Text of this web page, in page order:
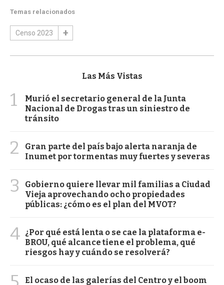
Temas relacionados
Censo 2023
Las Más Vistas
1
Murió el secretario general de la Junta
Nacional de Drogas tras un siniestro de
tránsito
2
Gran parte del país bajo alerta naranja de
Inumet por tormentas muy fuertes y severas
3
Gobierno quiere llevar mil familias a Ciudad
Vieja aprovechando ocho propiedades
públicas: ¿cómo es el plan del MVOT?
4 ¿Por qué está lenta o se cae la plataforma e-
BROU, qué alcance tiene el problema, qué
riesgos hay y cuándo se resolverá?
El ocaso de las galerías del Centro y el boom